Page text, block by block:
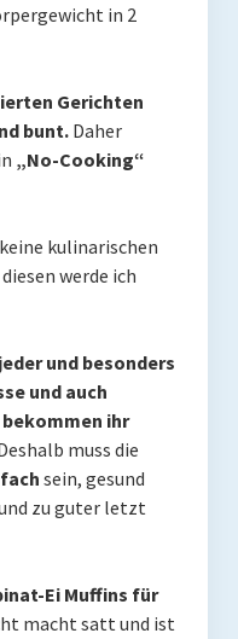
in 2
Gerichten
bunt.Daher
„No-Cooking“
kulinarischen
werde ich
und besonders
und auch
ihr
muss die
sein, gesund
zu guter letzt
Ei Muffins für
macht satt und ist